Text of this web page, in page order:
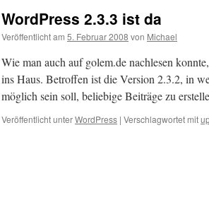
WordPress 2.3.3 ist da
Veröffentlicht am 5. Februar 2008 von Michael
Wie man auch auf golem.de nachlesen
ins Haus. Betroffen ist die Version 2.3.2, in
möglich sein soll, beliebige Beiträge zu
Veröffentlicht unterWordPress | Verschlagwortet mit